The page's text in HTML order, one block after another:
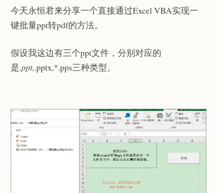
今天永恒君来分享一个直接通过Excel VBA实现一
键批量ppt转pdf的方法。
假设我这边有三个ppt文件，分别对应的
是.ppt,.pptx,*.pps三种类型。